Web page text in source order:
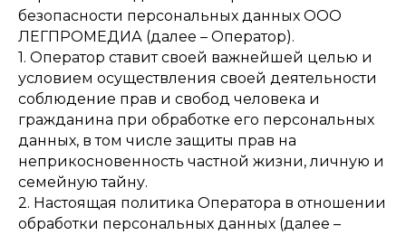
безопасности персональных данных ООО
ЛЕГПРОМЕДИА (далее – Оператор).
1. Оператор ставит своей важнейшей целью и
условием осуществления своей деятельности
соблюдение прав и свобод человека и
гражданина при обработке его персональных
данных, в том числе защиты прав на
неприкосновенность частной жизни, личную и
семейную тайну.
2. Настоящая политика Оператора в отношении
обработки персональных данных (далее –